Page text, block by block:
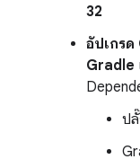
32
อัปเกร
Gradle
ป